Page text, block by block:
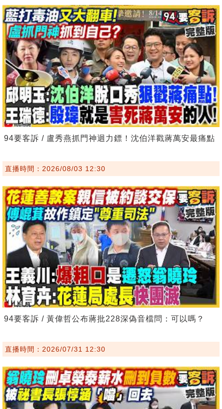
94要客訴 / 盧秀燕抓門神迴力鏢！沈伯洋戳蔣萬安最痛點
直播時間：2026/08/03 12:30
94要客訴 / 黃偉哲公布蔣批228深偽音檔問：可以嗎？
直播時間：2026/07/31 12:30